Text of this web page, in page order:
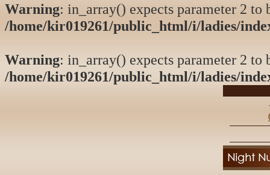
Warning: in_array() expects parameter 2 to
/home/kir019261/public_html/i/ladies/
Warning: in_array() expects parameter 2 to
/home/kir019261/public_html/i/ladies/